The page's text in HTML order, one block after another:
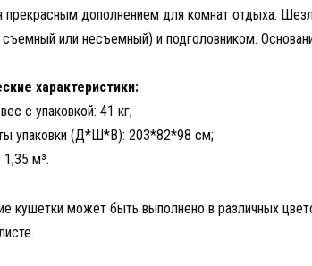
прекрасным дополнением для комнат отдыха.
съемный или несъемный) и подголовником.
характеристики:
с упаковкой: 41 кг;
упаковки (Д*Ш*В): 203*82*98 см;
м³.
кушетки может быть выполнено в различных